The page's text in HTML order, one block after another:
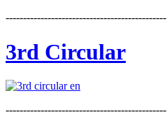
----------------------------------------------
3rd Circular
----------------------------------------------